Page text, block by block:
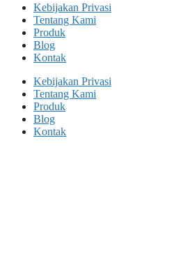
Kebijakan Privasi
Tentang Kami
Produk
Blog
Kontak
Kebijakan Privasi
Tentang Kami
Produk
Blog
Kontak